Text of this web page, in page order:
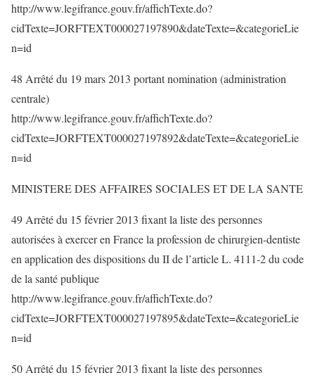
http://www.legifrance.gouv.fr/affichTexte.do?
cidTexte=JORFTEXT000027197890&dateTexte=&categorieLie
n=id
48 Arrêté du 19 mars 2013 portant nomination (administration
centrale)
http://www.legifrance.gouv.fr/affichTexte.do?
cidTexte=JORFTEXT000027197892&dateTexte=&categorieLie
n=id
MINISTERE DES AFFAIRES SOCIALES ET DE LA SANTE
49 Arrêté du 15 février 2013 fixant la liste des personnes
autorisées à exercer en France la profession de chirurgien-dentiste
en application des dispositions du II de l’article L. 4111-2 du code
de la santé publique
http://www.legifrance.gouv.fr/affichTexte.do?
cidTexte=JORFTEXT000027197895&dateTexte=&categorieLie
n=id
50 Arrêté du 15 février 2013 fixant la liste des personnes